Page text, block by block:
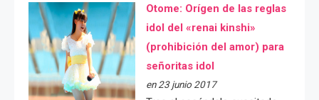
Otome: Orígen de las reglas
idol del «renai kinshi»
(prohibición del amor) para
señoritas idol
en 23 junio 2017